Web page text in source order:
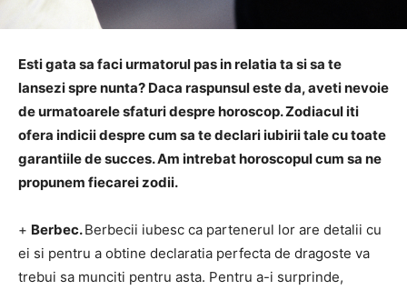
Esti gata sa faci urmatorul pas in relatia ta si sa te
lansezi spre nunta? Daca raspunsul este da, aveti nevoie
de urmatoarele sfaturi despre horoscop.Zodiacul iti
ofera indicii despre cum sa te declari iubirii tale cu toate
garantiile de succes.Am intrebathoroscopul cum sa ne
propunem fiecarei zodii.
+ Berbec.Berbecii iubesc ca partenerul lor are detalii cu
ei si pentru a obtine declaratia perfecta de dragoste va
trebui sa munciti pentru asta. Pentru a-i surprinde,